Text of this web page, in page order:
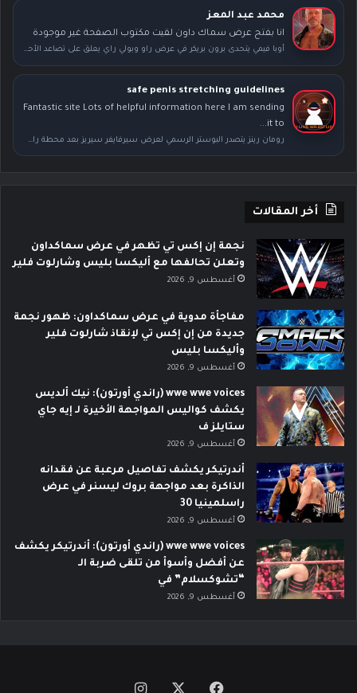
محمد عبد المعز
انا بفتح عرض سماك داون لقيت مكتوب الصفحة غير موجودة
أوبا فيمي يتحدى برون بريكر في عرض راو وبولي راي يعلق على تصاعد الأحداث بعد سمر سلام
safe penis stretching guidelines
Fantastic site Lots of helpful information here I am sending
it to...
رومان رينز يتصدر البوستر الرسمي لعرض سيرفايفر سيريز بعد محطة راسلمينيا
أخر المقالات
نجمة إن إكس تي تظهر في عرض سماكداون
وتعلن تحالفها مع أليكسا بليس وشارلوت فلير
أغسطس 9, 2026
مفاجأة مدوية في عرض سماكداون: ظهور نجمة
جديدة من إن إكس تي لإنقاذ شارلوت فلير
وأليكسا بليس
أغسطس 9, 2026
wwe wwe voices (راندي أورتون): نيك ألديس
يكشف كواليس المواجهة الأخيرة لـ إيه جاي
ستايلز ف
أغسطس 9, 2026
أندرتيكر يكشف تفاصيل مرعبة عن فقدانه
الذاكرة بعد مواجهة بروك ليسنر في عرض
راسلمينيا 30
أغسطس 9, 2026
wwe wwe voices (راندي أورتون): أندرتيكر يكشف
عن أفضل وأسوأ من تلقى ضربة الـ
“تشوكسلام” في
أغسطس 9, 2026
فيسبوك